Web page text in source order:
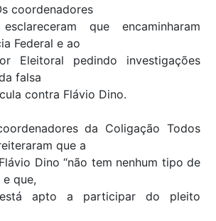
coordenadores
que encaminharam
Federal e ao
Eleitoral pedindo investigações
falsa
contra Flávio Dino.
da Coligação Todos
que a
Dino “não tem nenhum tipo de
que,
apto a participar do pleito